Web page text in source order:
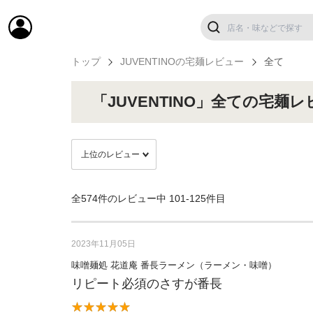
トップ JUVENTINOの宅麺レビュー 全て
「JUVENTINO」全ての宅麺レ
全574件のレビュー中 101-125件目
2023年11月05日
味噌麺処 花道庵 番長ラーメン（ラーメン・味噌）
リピート必須のさすが番長